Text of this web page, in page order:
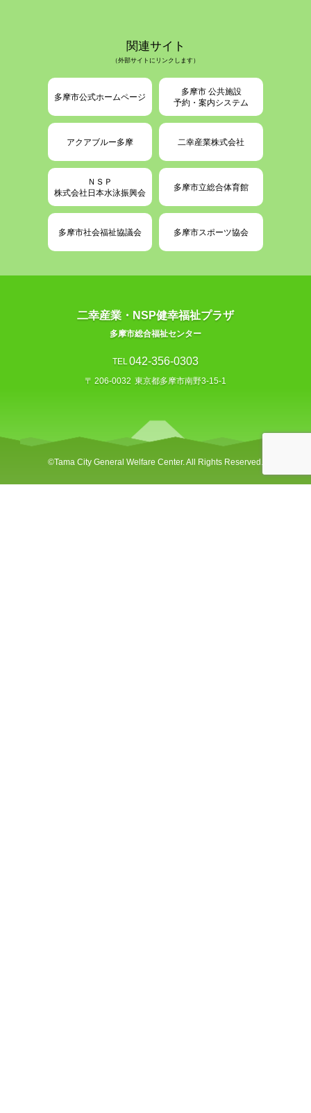
関連サイト
（外部サイトにリンクします）
多摩市公式ホームページ
多摩市 公共施設
予約・案内システム
アクアブルー多摩 二幸産業株式会社
ＮＳＰ
株式会社日本水泳振興会
多摩市立総合体育館
多摩市社会福祉協議会 多摩市スポーツ協会
二幸産業・NSP健幸福祉プラザ
多摩市総合福祉センター
TEL042-356-0303
〒 206-0032 東京都多摩市南野3-15-1
©︎Tama City General Welfare Center. All Rights Reserved.